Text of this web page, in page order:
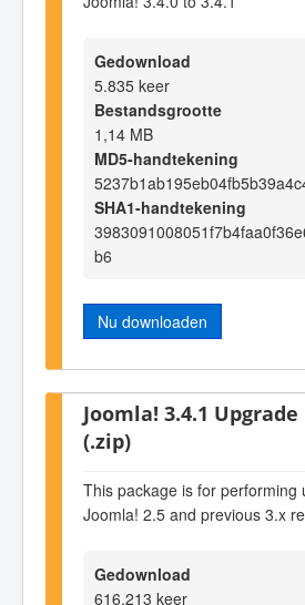
Gedownload
5.835 keer
Bestandsgrootte
1,14 MB
MD5-handtekening
SHA1-handtekening
b6
Nu downloaden
Joomla! 3.4.1 Upgrade
(.zip)
This package is for performing
Joomla! 2.5 and previous 3.x
Gedownload
616.213 keer